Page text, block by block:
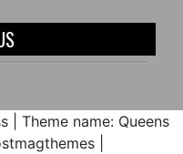
la
2017
Cauca
Theme name: Queens